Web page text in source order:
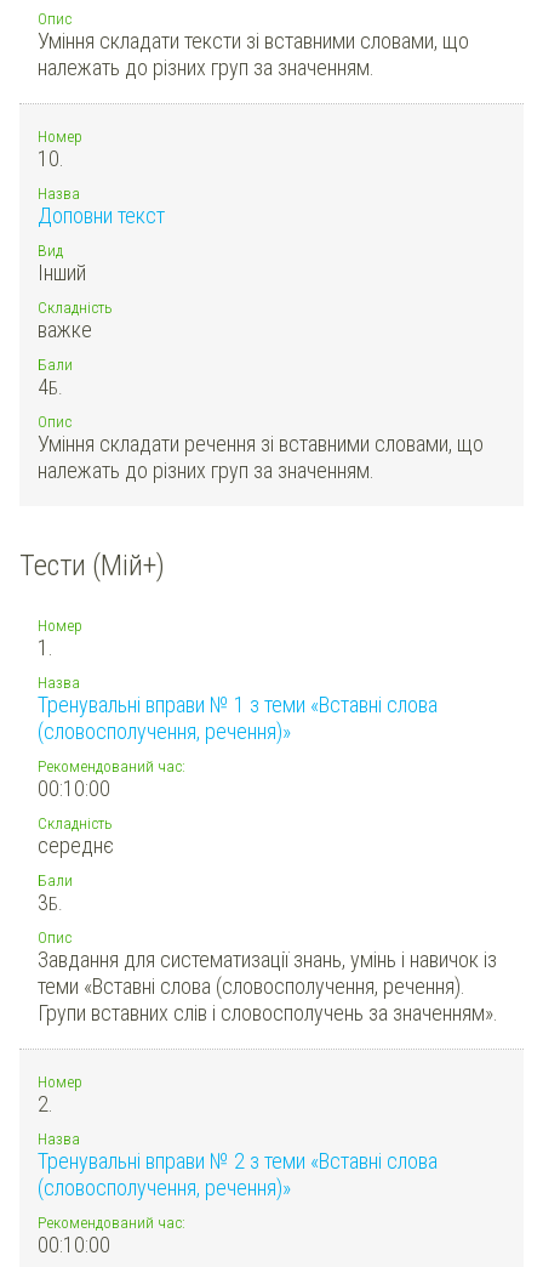
Опис
Уміння складати тексти зі вставними словами, що
належать до різних груп за значенням.
Номер
10.
Назва
Доповни текст
Вид
Інший
Складність
важке
Бали
4Б.
Опис
Уміння складати речення зі вставними словами, що
належать до різних груп за значенням.
Тести (Мій+)
Номер
1.
Назва
Тренувальні вправи № 1 з теми «Вставні слова
(словосполучення, речення)»
Рекомендований час:
00:10:00
Складність
середнє
Бали
3Б.
Опис
Завдання для систематизації знань, умінь і навичок із
теми «Вставні слова (словосполучення, речення).
Групи вставних слів і словосполучень за значенням».
Номер
2.
Назва
Тренувальні вправи № 2 з теми «Вставні слова
(словосполучення, речення)»
Рекомендований час:
00:10:00